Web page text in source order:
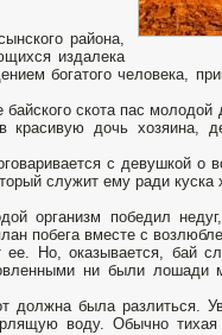
района,
издалека
богатого человека,
скота пас молодой
дочь хозяина,
с девушкой
служит ему ради куска
организм победил
побега вместе с
ее. Но, оказывается, бай
ни были лошади
должна была разлиться.
воду. Обычно